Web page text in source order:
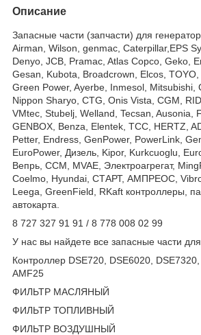
Описание
Запасные части (запчасти) для
Airman, Wilson, genmac, Caterpillar,EPS
Denyo, JCB, Pramac, Atlas Copco, Geko,
Gesan, Kubota, Broadcrown, Elcos, TOYO,
Green Power, Ayerbe, Inmesol, Mitsubishi,
Nippon Sharyo, CTG, Onis Vista, CGM,
VMtec, Stubelj, Welland, Tecsan, Ausonia,
GENBOX, Benza, Elentek, TCC, HERTZ,
Petter, Endress, GenPower, PowerLink,
EuroPower, Дизель, Kipor, Kurkcuoglu,
Вепрь, CCM, MVAE, Электроагрегат,
Coelmo, Hyundai, СТАРТ, АМПРЕОС,
Leega, GreenField, RKaft контроллеры,
автокарта.
8 727 327 91 91 / 8 778 008 02 99
У нас вы найдете все запасные части
Контроллер DSE720, DSE6020,
AMF25
ФИЛЬТР МАСЛЯНЫЙ
ФИЛЬТР ТОПЛИВНЫЙ
ФИЛЬТР ВОЗДУШНЫЙ